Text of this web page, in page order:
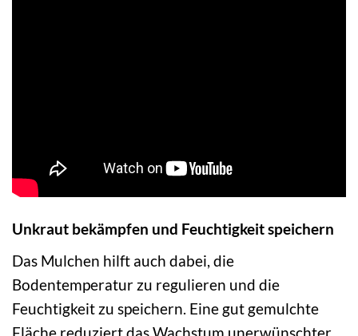
Unkraut bekämpfen und Feuchtigkeit speichern
Das Mulchen hilft auch dabei, die
Bodentemperatur zu regulieren und die
Feuchtigkeit zu speichern. Eine gut gemulchte
Fläche reduziert das Wachstum unerwünschter